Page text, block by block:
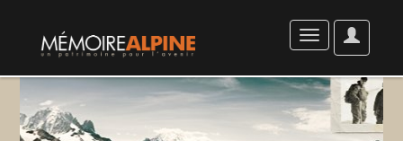
User
Options
Toggle
navigation